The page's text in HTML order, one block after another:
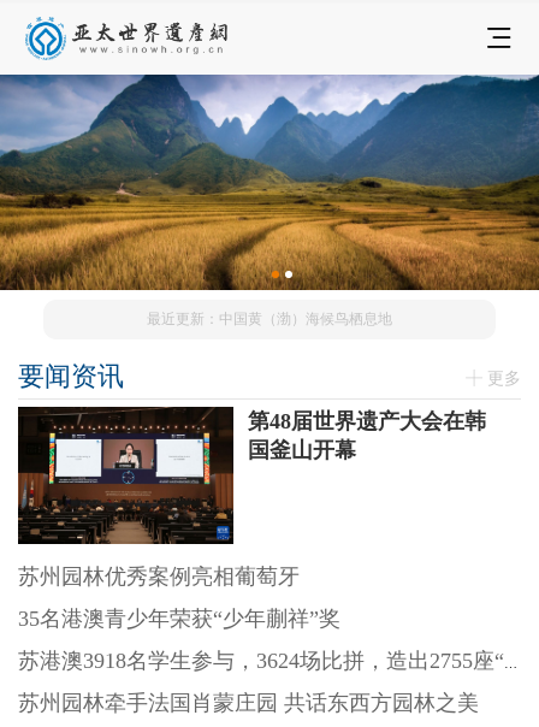
最近更新：中国黄（渤）海候鸟栖息地
要闻资讯 更多
第48届世界遗产大会在韩
国釜山开幕
苏州园林优秀案例亮相葡萄牙
35名港澳青少年荣获“少年蒯祥”奖
苏港澳3918名学生参与，3624场比拼，造出2755座“迷你园林”
苏州园林牵手法国肖蒙庄园 共话东西方园林之美